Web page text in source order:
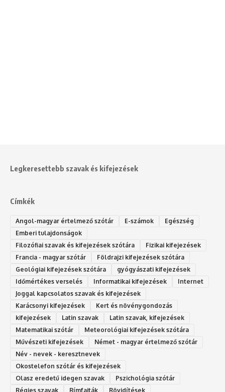
Legkeresettebb szavak és kifejezések
Címkék
Angol-magyar értelmező szótár E-számok
Egészség
Emberi tulajdonságok
Filozófiai szavak és kifejezések szótára
Fizikai kifejezések
Francia - magyar szótár
Földrajzi kifejezések szótára
Geológiai kifejezések szótára
gyógyászati kifejezések
Időmértékes verselés
Informatikai kifejezések
Internet
Joggal kapcsolatos szavak és kifejezések
Karácsonyi kifejezések
Kert és növénygondozás
kifejezések
Latin szavak
Latin szavak, kifejezések
Matematikai szótár
Meteorológiai kifejezések szótára
Művészeti kifejezések
Német - magyar értelmező szótár
Név - nevek - keresztnevek
Okostelefon szótár és kifejezések
Olasz eredetű idegen szavak
Ps‮gólohciz‬ia s‮átóz‬r
Régies szavak
Rímfajták Rövidítések